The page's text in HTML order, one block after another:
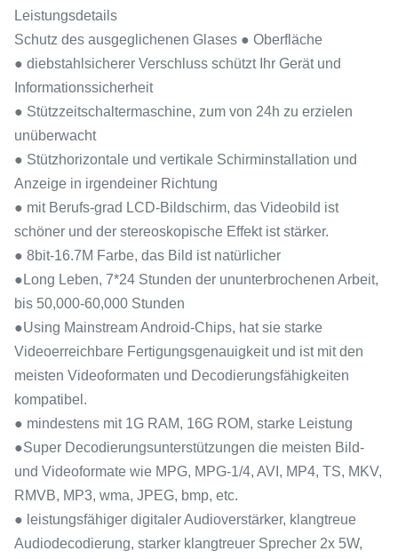
Leistungsdetails
Schutz des ausgeglichenen Glases ● Oberfläche
● diebstahlsicherer Verschluss schützt Ihr Gerät und
Informationssicherheit
● Stützzeitschaltermaschine, zum von 24h zu erzielen
unüberwacht
● Stützhorizontale und vertikale Schirminstallation und
Anzeige in irgendeiner Richtung
● mit Berufs-grad LCD-Bildschirm, das Videobild ist
schöner und der stereoskopische Effekt ist stärker.
● 8bit-16.7M Farbe, das Bild ist natürlicher
●Long Leben, 7*24 Stunden der ununterbrochenen Arbeit,
bis 50,000-60,000 Stunden
●Using Mainstream Android-Chips, hat sie starke
Videoerreichbare Fertigungsgenauigkeit und ist mit den
meisten Videoformaten und Decodierungsfähigkeiten
kompatibel.
● mindestens mit 1G RAM, 16G ROM, starke Leistung
●Super Decodierungsunterstützungen die meisten Bild-
und Videoformate wie MPG, MPG-1/4, AVI, MP4, TS, MKV,
RMVB, MP3, wma, JPEG, bmp, etc.
● leistungsfähiger digitaler Audioverstärker, klangtreue
Audiodecodierung, starker klangtreuer Sprecher 2x 5W,